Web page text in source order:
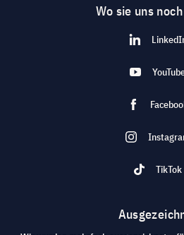
Wo sie uns
TikTok